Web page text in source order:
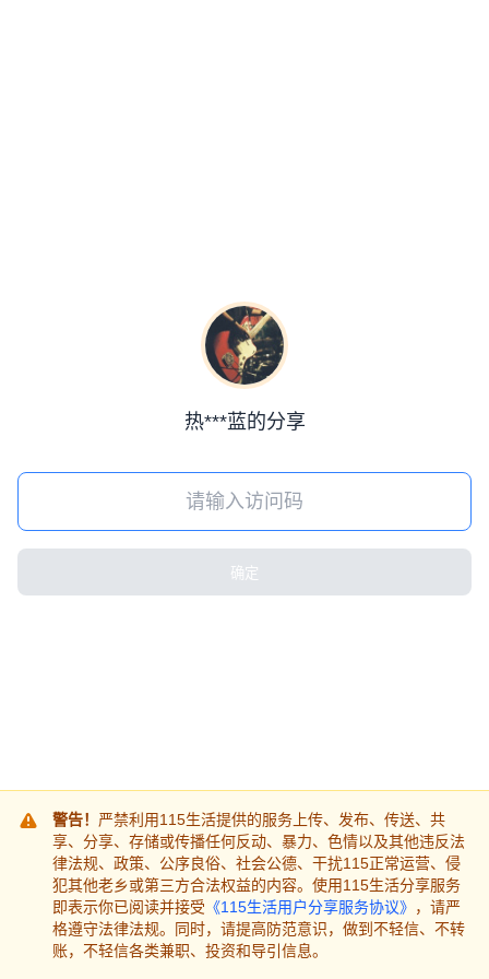
热***蓝的分享
确定
警告！ 严禁利用115生活提供的服务上传、发布、传送、共
享、分享、存储或传播任何反动、暴力、色情以及其他违反法
律法规、政策、公序良俗、社会公德、干扰115正常运营、侵
犯其他老乡或第三方合法权益的内容。使用115生活分享服务
即表示你已阅读并接受 《115生活用户分享服务协议》 ，请严
格遵守法律法规。同时，请提高防范意识，做到不轻信、不转
账，不轻信各类兼职、投资和导引信息。